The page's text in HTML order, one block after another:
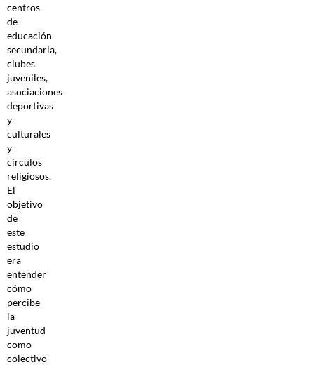
centros
de
educación
secundaria,
clubes
juveniles,
asociaciones
deportivas
y
culturales
y
círculos
religiosos.
El
objetivo
de
este
estudio
era
entender
cómo
percibe
la
juventud
como
colectivo